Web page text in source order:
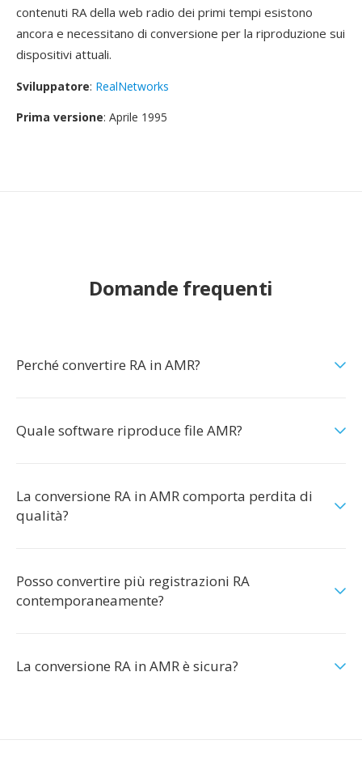
contenuti RA della web radio dei primi tempi esistono
ancora e necessitano di conversione per la riproduzione sui
dispositivi attuali.
Sviluppatore: RealNetworks
Prima versione: Aprile 1995
Domande frequenti
Perché convertire RA in AMR?
Quale software riproduce file AMR?
La conversione RA in AMR comporta perdita di
qualità?
Posso convertire più registrazioni RA
contemporaneamente?
La conversione RA in AMR è sicura?